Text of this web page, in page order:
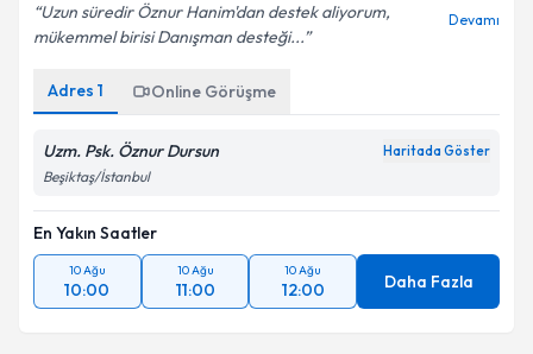
Uzun süredir Öznur Hanim'dan destek aliyorum,
mükemmel birisi Danışman desteği...
Devamı
Adres 1 Online Görüşme
Uzm. Psk. Öznur Dursun Haritada Göster
Beşiktaş/İstanbul
En Yakın Saatler
10 Ağu
10:00
10 Ağu
11:00
10 Ağu
12:00 Daha Fazla